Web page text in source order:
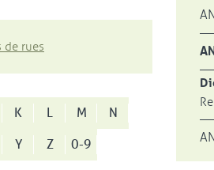
de rues
K L M
N
Y Z 0-9